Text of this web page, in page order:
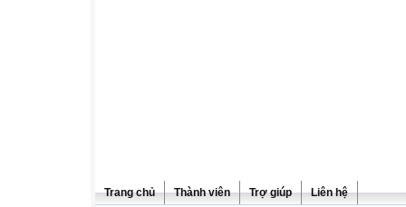
Trang chủ Thành viên Trợ giúp Liên hệ